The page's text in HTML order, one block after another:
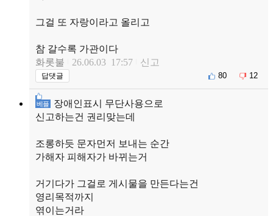
그걸 또 자랑이라고 올리고
참 갈수록 가관이다
화롯불
26.06.03 17:57 신고
답댓글 80 12
베플
장애인표시 무단사용으로
신고하는건 권리맞는데
조롱하듯 문자먼저 보내는 순간
가해자 피해자가 바뀌는거
거기다가 그걸로 게시물을 만든다는건
영리목적까지
엮이는거라